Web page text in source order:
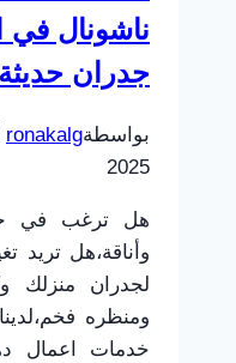
الحويه
ناشونال في
جدران
بواسطةronakalg
2025
هل ترغب في
وأناقة،هل تريد
لجدران منزلك
ومنظره
خدمات اعمال